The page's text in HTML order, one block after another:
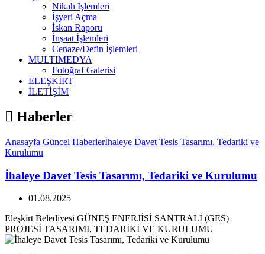
Nikah İşlemleri
İşyeri Açma
İskan Raporu
İnşaat İşlemleri
Cenaze/Defin İşlemleri
MULTIMEDYA
Fotoğraf Galerisi
ELEŞKİRT
İLETİŞİM
Haberler
Anasayfa Güncel Haberlerİhaleye Davet Tesis Tasarımı, Tedariki ve
Kurulumu
İhaleye Davet Tesis Tasarımı, Tedariki ve Kurulumu
01.08.2025
Eleşkirt Belediyesi GÜNEŞ ENERJİSİ SANTRALİ (GES)
PROJESİ TASARIMI, TEDARİKİ VE KURULUMU